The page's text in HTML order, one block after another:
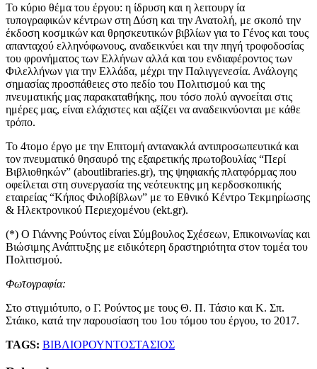
Το κύριο θέμα του έργου: η ίδρυση και η λειτουργ ία
τυπογραφικών κέντρων στη Δύση και την Ανατολή, με σκοπό την
έκδοση κοσμικών και θρησκευτικών βιβλίων για το Γένος και τους
απανταχού ελληνόφωνους, αναδεικνύει και την πηγή τροφοδοσίας
του φρονήματος των Ελλήνων αλλά και του ενδιαφέροντος των
Φιλελλήνων για την Ελλάδα, μέχρι την Παλιγγενεσία. Ανάλογης
σημασίας προσπάθειες στο πεδίο του Πολιτισμού και της
πνευματικής μας παρακαταθήκης, που τόσο πολύ αγνοείται στις
ημέρες μας, είναι ελάχιστες και αξίζει να αναδεικνύονται με κάθε
τρόπο.
Το 4τομο έργο με την Επιτομή αντανακλά αντιπροσωπευτικά και
τον πνευματικό θησαυρό της εξαιρετικής πρωτοβουλίας “Περί
Βιβλιοθηκών” (aboutlibraries.gr), της ψηφιακής πλατφόρμας που
οφείλεται στη συνεργασία της νεότευκτης μη κερδοσκοπικής
εταιρείας “Κήπος Φιλοβίβλων” με το Εθνικό Κέντρο Τεκμηρίωσης
& Ηλεκτρονικού Περιεχομένου (ekt.gr).
(*) Ο Γιάννης Ρούντος είναι Σύμβουλος Σχέσεων, Επικοινωνίας και
Βιώσιμης Ανάπτυξης με ειδικότερη δραστηριότητα στον τομέα του
Πολιτισμού.
Φωτογραφία:
Στο στιγμιότυπο, ο Γ. Ρούντος με τους Θ. Π. Τάσιο και Κ. Σπ.
Στάικο, κατά την παρουσίαση του 1ου τόμου του έργου, το 2017.
TAGS: ΒΙΒΛΙΟΡΟΥΝΤΟΣΤΑΣΙΟΣ